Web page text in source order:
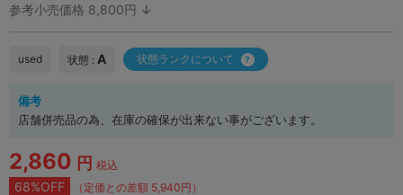
参考小売価格 8,800円 ↓
used 状態 : A 状態ランクについて
備考
店舗併売品の為、在庫の確保が出来ない事がございます。
2,860 円 税込
68%OFF （定価との差額 5,940円）